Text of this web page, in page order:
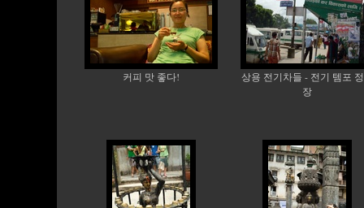
커피 맛 좋다!
상용 전기차들 - 전기 템포
장